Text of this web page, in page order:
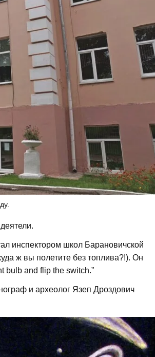
инспектором школ Барановичской
ж вы полетите без топлива?!). Он
bulb and flip the switch.”
и археолог Язеп Дроздович